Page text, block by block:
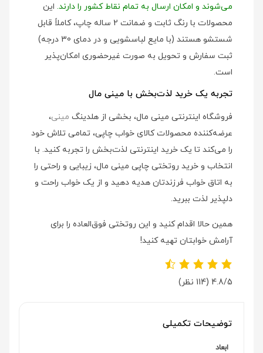
می‌شوند و امکان ارسال به تمام نقاط کشور را دارند. این
محصولات با رنگ ثابت و ضمانت 2 ساله چاپ، کاملاً قابل
شستشو هستند (با مایع لباسشویی و در دمای 30 درجه)
ثبت سفارش و تحویل به صورت غیرحضوری امکان‌پذیر
است.
تجربه یک خرید لذت‌بخش با مینی مال
فروشگاه اینترنتی مینی مال، بخشی از هلدینگ مینی،
عرضه‌کننده محصولات کالای خواب چاپی، تمامی تلاش خود
را می‌کند تا یک خرید اینترنتی لذت‌بخش را تجربه کنید. با
انتخاب و خرید روتختی چاپی مینی مال، زیبایی و راحتی را
به اتاق خواب فرزندتان هدیه دهید و از یک خواب راحت و
دلپذیر لذت ببرید.
همین حالا اقدام کنید و این روتختی فوق‌العاده را برای
آرامش خوابتان تهیه کنید!
4.8/5 (114 نظر)
توضیحات تکمیلی
ابعاد